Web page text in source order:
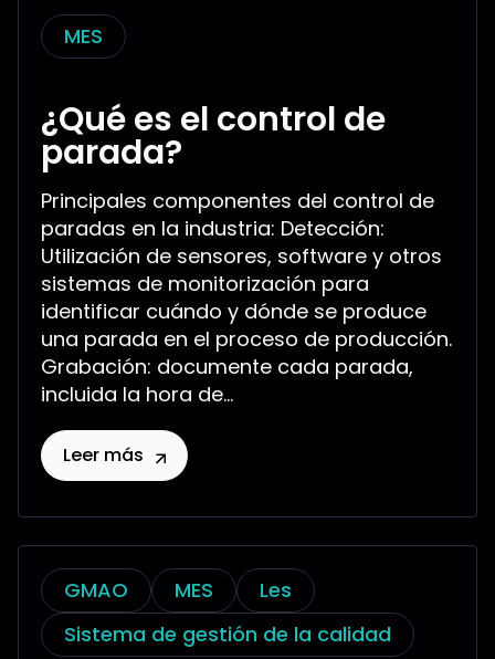
MES
¿Qué es el control de
parada?
Principales componentes del control de
paradas en la industria: Detección:
Utilización de sensores, software y otros
sistemas de monitorización para
identificar cuándo y dónde se produce
una parada en el proceso de producción.
Grabación: documente cada parada,
incluida la hora de...
Leer más
GMAO MES
Les
Sistema de gestión de la calidad